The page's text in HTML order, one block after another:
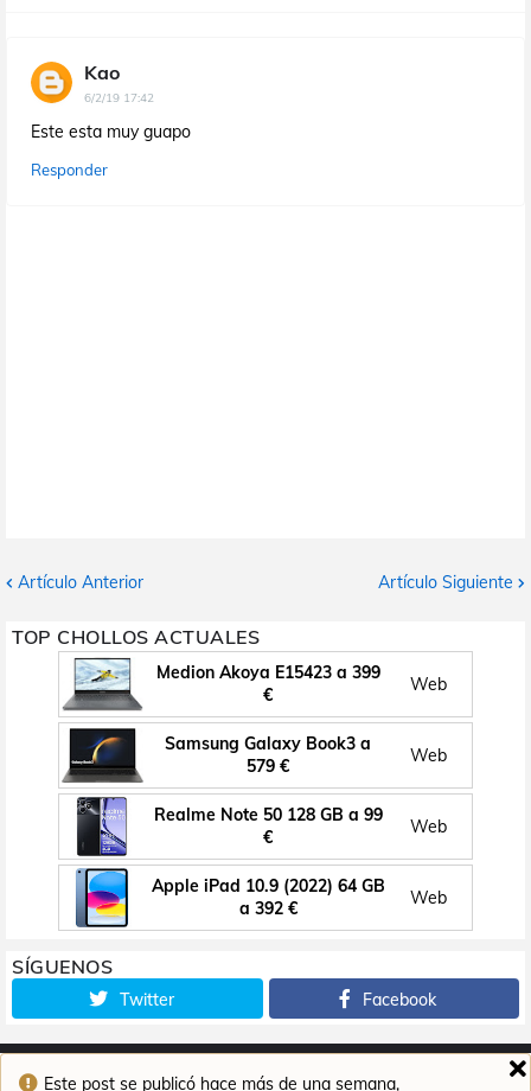
Este post se publicó hace más de una semana,
Kao
6/2/19 17:42
Este esta muy guapo
Responder
Artículo Anterior Artículo Siguiente
TOP CHOLLOS ACTUALES
Medion Akoya E15423 a 399
€
Web
Samsung Galaxy Book3 a
579 €
Web
Realme Note 50 128 GB a 99
€
Web
Apple iPad 10.9 (2022) 64 GB
a 392 €
Web
SÍGUENOS
Twitter Facebook